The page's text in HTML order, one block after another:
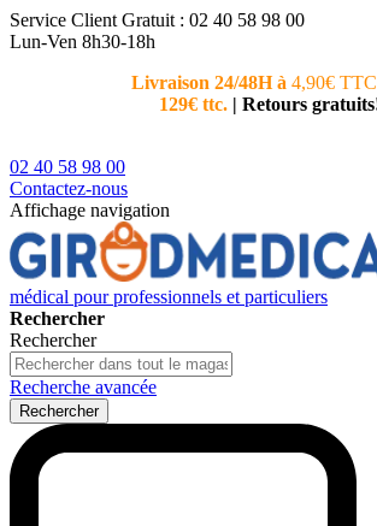
Service Client Gratuit : 02 40 58 98 00
Lun-Ven 8h30-18h
Livraison 24/48H à 4,90€ TTC
129€ ttc. | Retours
02 40 58 98 00
Contactez-nous
Affichage navigation
médical pour professionnels et particuliers
Rechercher
Rechercher
Recherche avancée
Rechercher